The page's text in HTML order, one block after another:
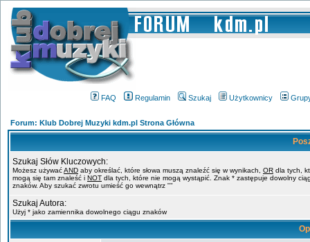
FAQ Regulamin Szukaj Użytkownicy
Forum: Klub Dobrej Muzyki kdm.pl Strona Główna
Szukaj Słów Kluczowych:
Możesz używaćAND aby określać, które słowa muszą znaleźć się w wynikach, OR dla tych,
mogą się tam znaleść i NOT dla tych, które nie mogą wystąpić. Znak * zastępuje dowolny
znaków. Aby szukać zwrotu umieść go wewnątrz ""
Szukaj Autora:
Użyj * jako zamiennika dowolnego ciągu znaków